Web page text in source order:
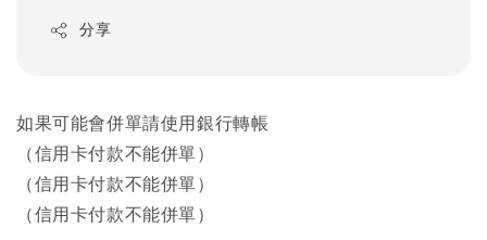
分享
如果可能會併單請使用銀行轉帳
（信用卡付款不能併單）
（信用卡付款不能併單）
（信用卡付款不能併單）